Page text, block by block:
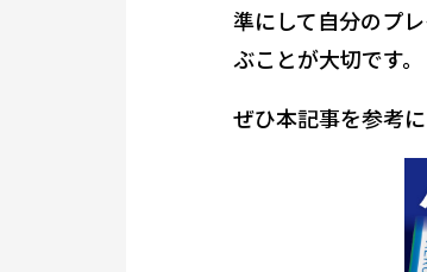
準にして自分のプ
ぶことが大切です。
ぜひ本記事を参考